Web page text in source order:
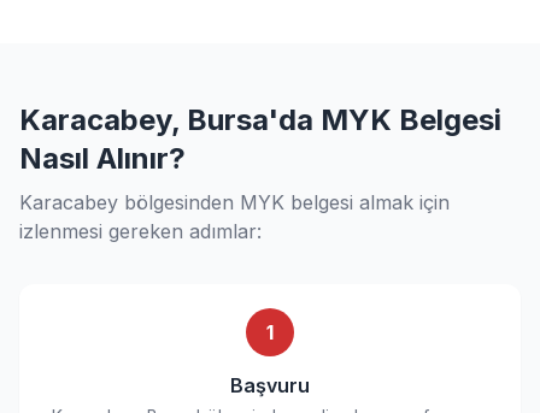
Karacabey, Bursa'da MYK Belgesi
Nasıl Alınır?
Karacabey bölgesinden MYK belgesi almak için
izlenmesi gereken adımlar:
1
Başvuru